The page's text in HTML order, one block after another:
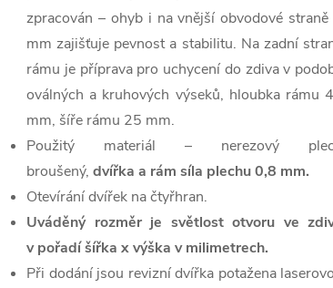
zpracován – ohyb i na vnější obvodové
mm zajišťuje pevnost a stabilitu. Na zadní
rámu je příprava pro uchycení do zdiva v
oválných a kruhových výseků, hloubka rámu
mm, šíře rámu 25 mm.
Použitý materiál – nerezový
broušený, dvířka a rám síla plechu 0,8 mm.
Otevírání dvířek na čtyřhran.
Uváděný rozměr je světlost otvoru ve
v pořadí šířka x výška v milimetrech.
Při dodání jsou revizní dvířka potažena